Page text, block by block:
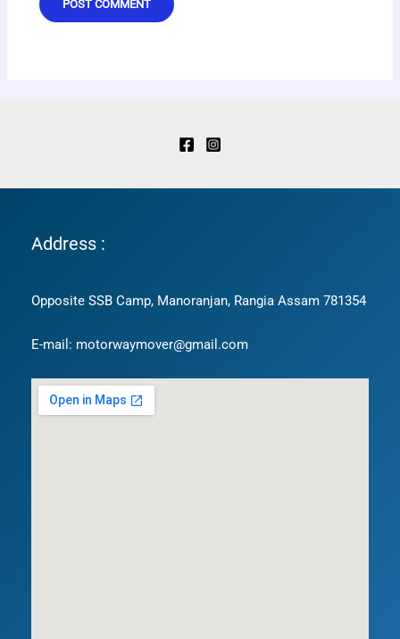
Address :
Opposite SSB Camp, Manoranjan, Rangia Assam 781354
E-mail: motorwaymover@gmail.com